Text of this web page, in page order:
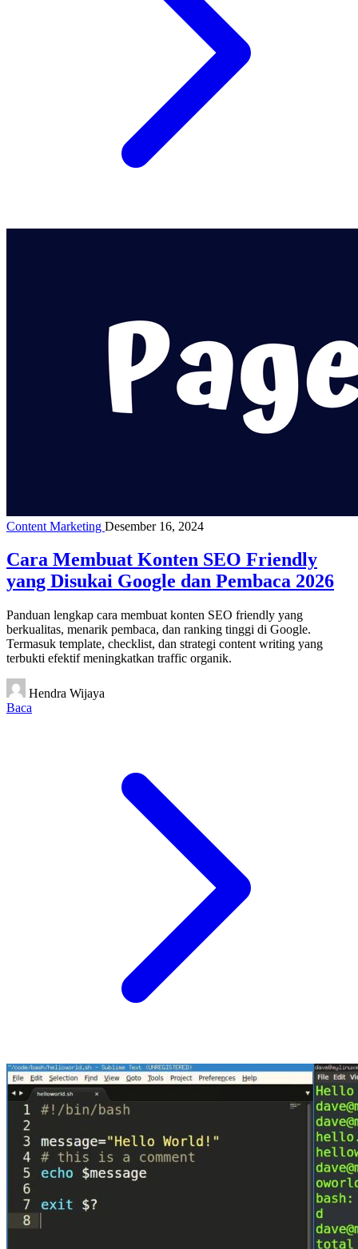
Content Marketing Desember 16, 2024
Cara Membuat Konten SEO Friendly
yang Disukai Google dan Pembaca 2026
Panduan lengkap cara membuat konten SEO friendly yang
berkualitas, menarik pembaca, dan ranking tinggi di Google.
Termasuk template, checklist, dan strategi content writing yang
terbukti efektif meningkatkan traffic organik.
Hendra Wijaya
Baca